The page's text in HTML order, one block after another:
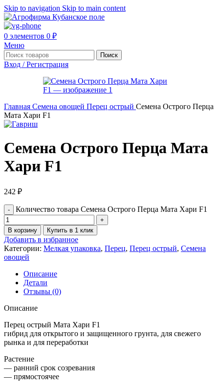
Skip to navigation Skip to main content
0 элементов 0 ₽
Меню
Поиск
Вход / Регистрация
Главная Семена овощей Перец острый Семена Острого Перца
Мата Хари F1
Семена Острого Перца Мата
Хари F1
242 ₽
Количество товара Семена Острого Перца Мата Хари F1
В корзину Купить в 1 клик
Добавить в избранное
Категории: Мелкая упаковка, Перец, Перец острый, Семена
овощей
Описание
Детали
Отзывы (0)
Описание
Перец острый Мата Хари F1
гибрид для открытого и защищенного грунта, для свежего
рынка и для переработки
Растение
— ранний срок созревания
— прямостоячее